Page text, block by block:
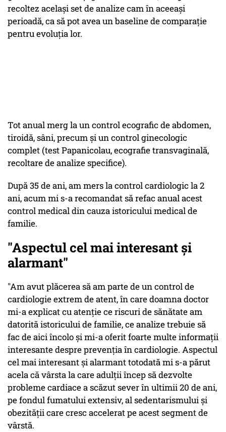
recoltez acelaşi set de analize cam în aceeaşi
perioadă, ca să pot avea un baseline de comparaţie
pentru evoluţia lor.
Tot anual merg la un control ecografic de abdomen,
tiroidă, sâni, precum şi un control ginecologic
complet (test Papanicolau, ecografie transvaginală,
recoltare de analize specifice).
După 35 de ani, am mers la control cardiologic la 2
ani, acum mi s-a recomandat să refac anual acest
control medical din cauza istoricului medical de
familie.
"Aspectul cel mai interesant şi
alarmant"
"Am avut plăcerea să am parte de un control de
cardiologie extrem de atent, în care doamna doctor
mi-a explicat cu atenţie ce riscuri de sănătate am
datorită istoricului de familie, ce analize trebuie să
fac de aici încolo şi mi-a oferit foarte multe informaţii
interesante despre prevenţia în cardiologie. Aspectul
cel mai interesant şi alarmant totodată mi s-a părut
acela că vârsta la care adulţii încep să dezvolte
probleme cardiace a scăzut sever în ultimii 20 de ani,
pe fondul fumatului extensiv, al sedentarismului şi
obezităţii care cresc accelerat pe acest segment de
vârstă.